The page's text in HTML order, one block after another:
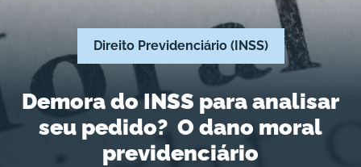
Direito Previdenciário (INSS)
Demora do INSS para analisar
seu pedido? O dano moral
previdenciário